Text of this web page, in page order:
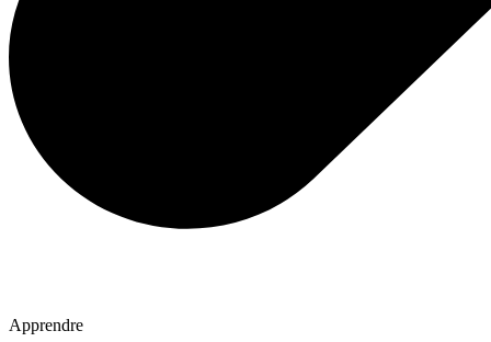
Apprendre